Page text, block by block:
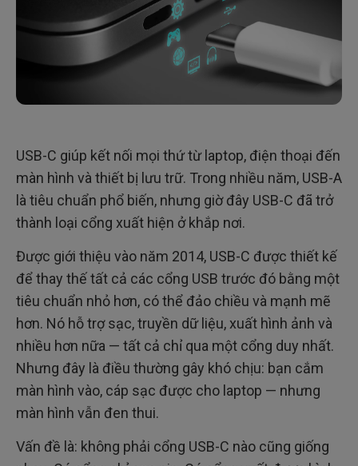
USB-C giúp kết nối mọi thứ từ laptop, điện thoại đến
màn hình và thiết bị lưu trữ. Trong nhiều năm, USB-A
là tiêu chuẩn phổ biến, nhưng giờ đây USB-C đã trở
thành loại cổng xuất hiện ở khắp nơi.
Được giới thiệu vào năm 2014, USB-C được thiết kế
để thay thế tất cả các cổng USB trước đó bằng một
tiêu chuẩn nhỏ hơn, có thể đảo chiều và mạnh mẽ
hơn. Nó hỗ trợ sạc, truyền dữ liệu, xuất hình ảnh và
nhiều hơn nữa — tất cả chỉ qua một cổng duy nhất.
Nhưng đây là điều thường gây khó chịu: bạn cắm
màn hình vào, cáp sạc được cho laptop — nhưng
màn hình vẫn đen thui.
Vấn đề là: không phải cổng USB-C nào cũng giống